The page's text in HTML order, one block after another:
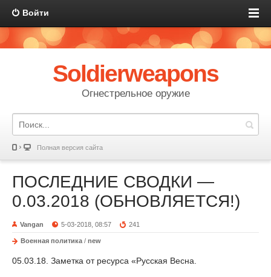
Войти
Soldierweapons
Огнестрельное оружие
Полная версия сайта
ПОСЛЕДНИЕ СВОДКИ —
0.03.2018 (ОБНОВЛЯЕТСЯ!)
Vangan 5-03-2018, 08:57 241
Военная политика / new
05.03.18. Заметка от ресурса «Русская Весна.